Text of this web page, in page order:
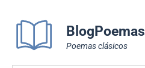
content
BlogPoemas
Poemas clásicos